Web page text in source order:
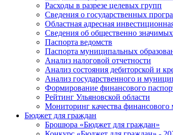
Расходы в разрезе целевых групп
Сведения о государственных
Областная адресная
Сведения об общественно
Паспорта ведомств
Паспорта муниципальных
Анализ налоговой отчетности
Анализ состояния дебиторской и
Анализ государственного и
Формирование финансового
Рейтинг Ульяновской области
Мониторинг качества финансового
Бюджет для граждан
Брошюра «Бюджет для граждан»